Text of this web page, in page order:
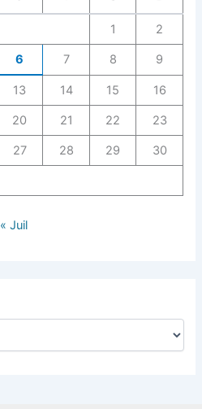
1 2
6 7 8 9
13 14 15 16
20 21 22 23
27 28 29 30
« Juil